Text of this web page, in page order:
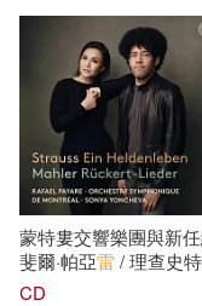
（美）諾姆·喬
(德) 阿爾弗雷
(德)格林(1)
Charles and
EuroArts(10)
Linfair
Universal(10)
可超商取貨
可海外宅配(389)
可港澳店取(327)
可新加坡店取
Favorite/ Annalisa
(Mezzo-soprano, act
de Guzman), Javier
(tenor, act Fernand),
Sempey (baritone, act
Alphonse XI),Coro
Dell’accademia Teatro
Scala / Riccardo Frizza
(conductor) /
Donizetti Opera,
Frizza (3CD))
蒙特婁交響樂團與新
斐爾·帕亞雷/ 理查史
雄的生涯”(Rafael
CD